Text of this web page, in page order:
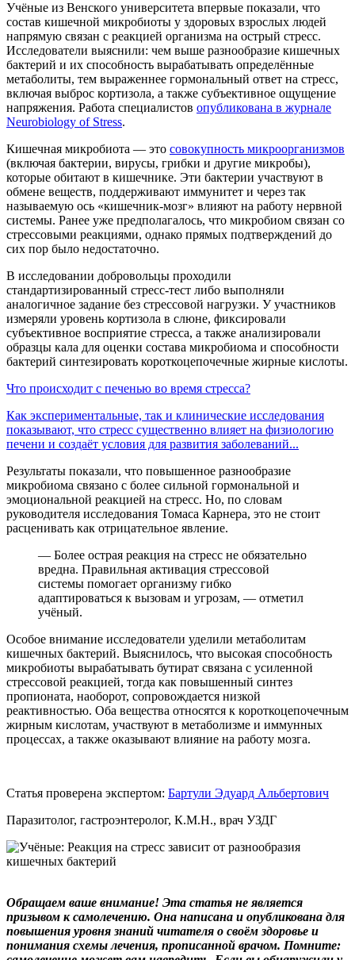
Учёные из Венского университета впервые показали, что
состав кишечной микробиоты у здоровых взрослых людей
напрямую связан с реакцией организма на острый стресс.
Исследователи выяснили: чем выше разнообразие кишечных
бактерий и их способность вырабатывать определённые
метаболиты, тем выраженнее гормональный ответ на стресс,
включая выброс кортизола, а также субъективное ощущение
напряжения. Работа специалистов опубликована в журнале
Neurobiology of Stress.
Кишечная микробиота — это совокупность микроорганизмов
(включая бактерии, вирусы, грибки и другие микробы),
которые обитают в кишечнике. Эти бактерии участвуют в
обмене веществ, поддерживают иммунитет и через так
называемую ось «кишечник-мозг» влияют на работу нервной
системы. Ранее уже предполагалось, что микробиом связан со
стрессовыми реакциями, однако прямых подтверждений до
сих пор было недостаточно.
В исследовании добровольцы проходили
стандартизированный стресс-тест либо выполняли
аналогичное задание без стрессовой нагрузки. У участников
измеряли уровень кортизола в слюне, фиксировали
субъективное восприятие стресса, а также анализировали
образцы кала для оценки состава микробиома и способности
бактерий синтезировать короткоцепочечные жирные кислоты.
Что происходит с печенью во время стресса?
Как экспериментальные, так и клинические исследования
показывают, что стресс существенно влияет на физиологию
печени и создаёт условия для развития заболеваний...
Результаты показали, что повышенное разнообразие
микробиома связано с более сильной гормональной и
эмоциональной реакцией на стресс. Но, по словам
руководителя исследования Томаса Карнера, это не стоит
расценивать как отрицательное явление.
— Более острая реакция на стресс не обязательно
вредна. Правильная активация стрессовой
системы помогает организму гибко
адаптироваться к вызовам и угрозам, — отметил
учёный.
Особое внимание исследователи уделили метаболитам
кишечных бактерий. Выяснилось, что высокая способность
микробиоты вырабатывать бутират связана с усиленной
стрессовой реакцией, тогда как повышенный синтез
пропионата, наоборот, сопровождается низкой
реактивностью. Оба вещества относятся к короткоцепочечным
жирным кислотам, участвуют в метаболизме и иммунных
процессах, а также оказывают влияние на работу мозга.
Статья проверена экспертом: Бартули Эдуард Альбертович
Паразитолог, гастроэнтеролог, К.М.Н., врач УЗДГ
Обращаем ваше внимание! Эта статья не является
призывом к самолечению. Она написана и опубликована для
повышения уровня знаний читателя о своём здоровье и
понимания схемы лечения, прописанной врачом. Помните: